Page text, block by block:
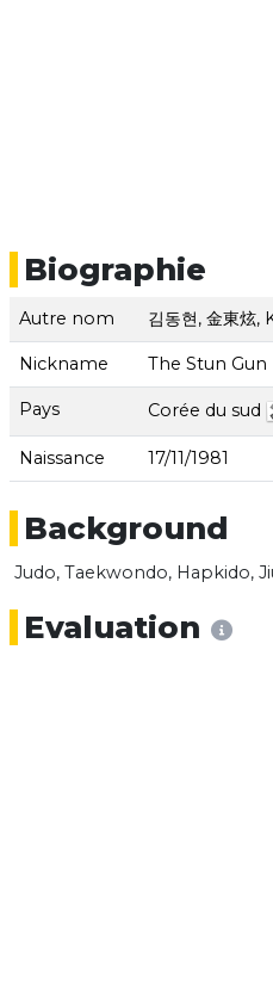
Biographie
Autre nom 김동현, 金東
Nickname The Stun Gun
Pays Corée du sud
Naissance 17/11/1981
Background
Judo, Taekwondo, Hapkido,
Evaluation